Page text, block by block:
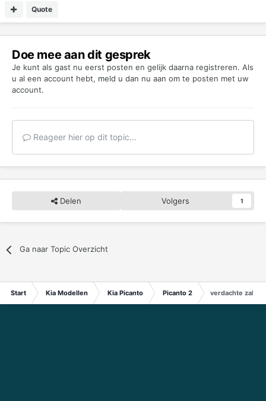
ook in de wielkast past
de omreken tools die ik vind geven alleen de km snelheid
aan niet de wielkast
hoe controleer ik dit ?
Quote
Doe mee aan dit gesprek
Je kunt als gast nu eerst posten en gelijk daarna registreren. Als
u al een account hebt, meld u dan nu aan om te posten met uw
account.
Reageer hier op dit topic...
Delen Volgers 1
Ga naar Topic Overzicht
Start Kia Modellen Kia Picanto Picanto 2 verdachte zaken